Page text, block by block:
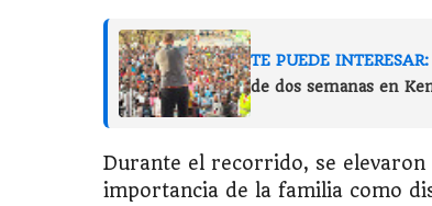
TE PUEDE INTERESAR:
de dos semanas en
Durante el recorrido, se
importancia de la familia como